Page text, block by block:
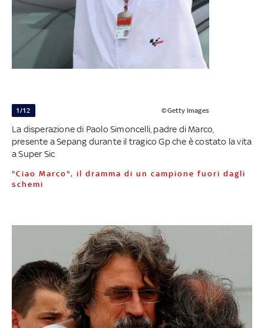
1/12 ©Getty Images
La disperazione di Paolo Simoncelli, padre di Marco,
presente a Sepang durante il tragico Gp che è costato la vita
a Super Sic
"Ciao Marco", il dramma di un campione fuori dagli
schemi